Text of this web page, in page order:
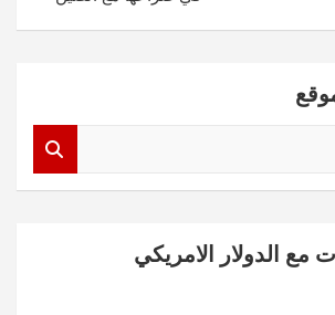
مع الدولار الامريكي